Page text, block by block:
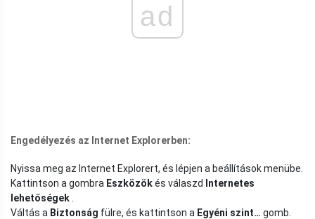
ad
Engedélyezés az Internet Explorerben:
Nyissa meg az Internet Explorert, és lépjen a beállítások menübe.
Kattintson a gombra Eszközökés válaszd
Internetes
lehetőségek
Váltás a Biztonság fülre, és kattintson a Egyéni szint… gomb.